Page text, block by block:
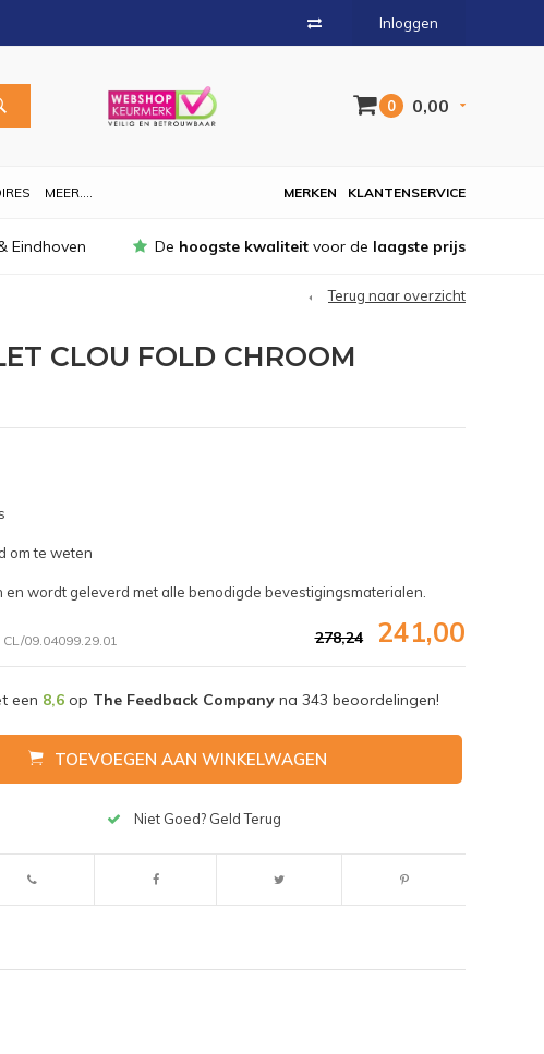
Inloggen
0 0,00
MEER.... KLANTENSERVICE
MERKEN
Eindhoven De hoogste kwaliteit voor de laagste prijs
Terug naar overzicht
CLOU FOLD CHROOM
om te weten
en wordt geleverd met alle benodigde bevestigingsmaterialen.
CL/09.04099.29.01 278,24 241,00
een 8,6op The Feedback Companyna 343 beoordelingen!
TOEVOEGEN AAN WINKELWAGEN
Niet Goed? Geld Terug